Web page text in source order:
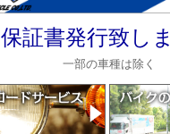
保証書発行致しま
一部の車種は除く